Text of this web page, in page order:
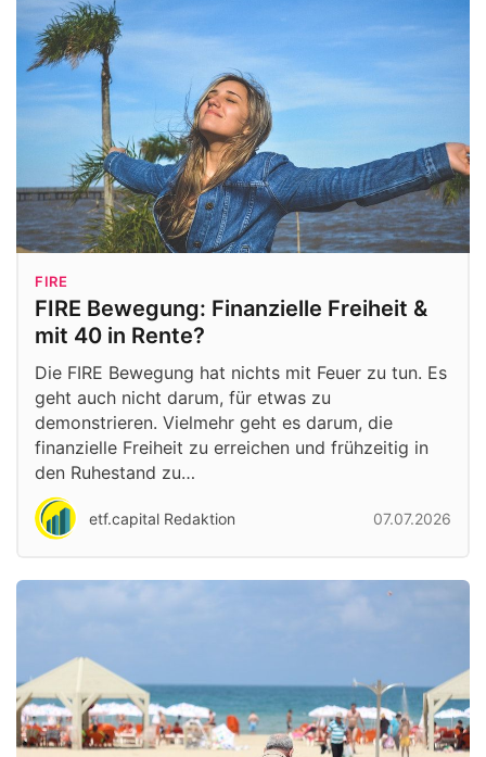
FIRE
FIRE Bewegung: Finanzielle Freiheit &
mit 40 in Rente?
Die FIRE Bewegung hat nichts mit Feuer zu tun. Es
geht auch nicht darum, für etwas zu
demonstrieren. Vielmehr geht es darum, die
finanzielle Freiheit zu erreichen und frühzeitig in
den Ruhestand zu…
etf.capital Redaktion 07.07.2026